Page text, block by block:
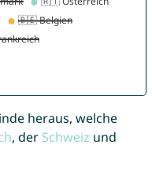
heraus, welche
, der Schweiz und